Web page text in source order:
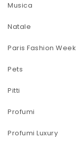
Musica
Natale
Paris Fashion Week
Pets
Pitti
Profumi
Profumi Luxury